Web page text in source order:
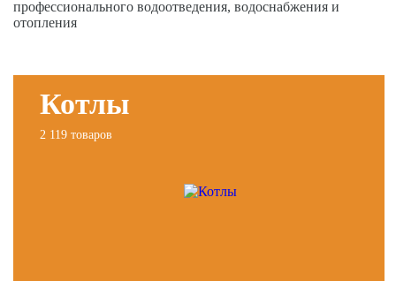
профессионального водоотведения, водоснабжения и
отопления
Котлы
2 119 товаров